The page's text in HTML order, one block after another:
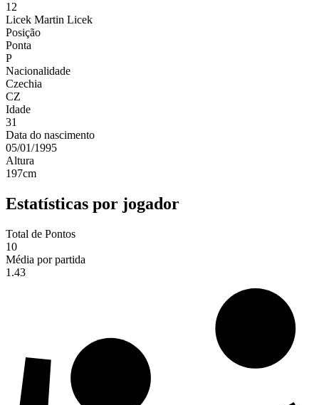
12
Licek Martin Licek
Posição
Ponta
P
Nacionalidade
Czechia
CZ
Idade
31
Data do nascimento
05/01/1995
Altura
197cm
Estatísticas por jogador
Total de Pontos
10
Média por partida
1.43